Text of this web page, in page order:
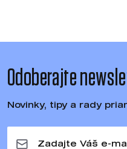
Odoberajte
Novinky, tipy a rady